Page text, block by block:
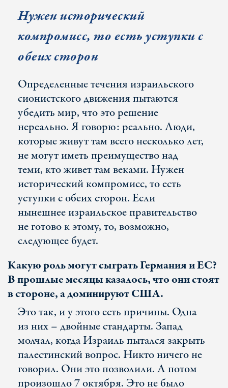
Нужен исторический
компромисс, то есть уступки с
обеих сторон
Определенные течения израильского
сионистского движения пытаются
убедить мир, что это решение
нереально. Я говорю: реально. Люди,
которые живут там всего несколько лет,
не могут иметь преимущество над
теми, кто живет там веками. Нужен
исторический компромисс, то есть
уступки с обеих сторон. Если
нынешнее израильское правительство
не готово к этому, то, возможно,
следующее будет.
Какую роль могут сыграть Германия и ЕС?
В прошлые месяцы казалось, что они стоят
в стороне, а доминируют США.
Это так, и у этого есть причины. Одна
из них – двойные стандарты. Запад
молчал, когда Израиль пытался закрыть
палестинский вопрос. Никто ничего не
говорил. Они это позволили. А потом
произошло 7 октября. Это не было